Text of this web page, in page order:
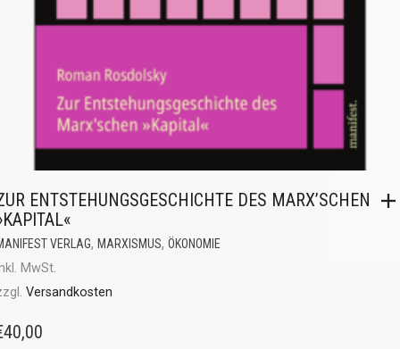
ENTSTEHUNGSGESCHICHTE DES MARX’SCHEN
VERLAG, MARXISMUS, ÖKONOMIE
MwSt.
Versandkosten
40,00